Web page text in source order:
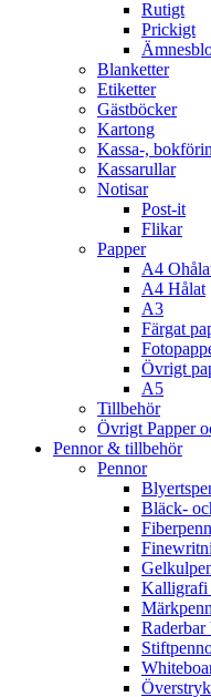
Rutigt
Prickigt
Blanketter
Etiketter
Gästböcker
Kartong
Kassa-,
Kassarullar
Notisar
Post-it
Flikar
Papper
A4
A4 Hålat
A3
Färgat
Övrigt
A5
Tillbehör
Övrigt Papper
Pennor & tillbehör
Pennor
Bläck-
Kalligrafi
Raderbar